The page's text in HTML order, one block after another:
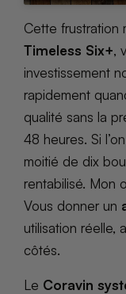
Cette frustration
Timeless Six+,
investissement
rapidement
qualité sans la
48 heures. Si
moitié de dix
rentabilisé. Mon
Vous donner un
utilisation réelle,
côtés.
Le Coravin